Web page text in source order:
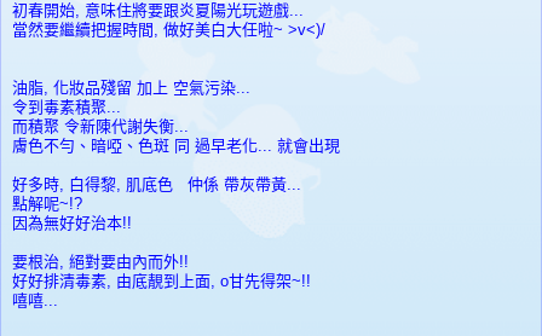
初春開始, 意味住將要跟炎夏陽光玩遊戲...
當然要繼續把握時間, 做好美白大任啦~ >v<)/
油脂, 化妝品殘留 加上 空氣污染...
令到毒素積聚...
而積聚 令新陳代謝失衡...
膚色不勻、暗啞、色斑 同 過早老化... 就會出現
好多時, 白得黎, 肌底色 仲係 帶灰帶黃...
點解呢~!?
因為無好好治本!!
要根治, 絕對要由內而外!!
好好排清毒素, 由底靚到上面, o甘先得架~!!
嘻嘻...